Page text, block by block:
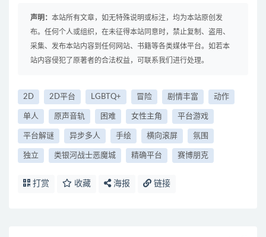
声明： 本站所有文章，如无特殊说明或标注，均为本站原创发
布。任何个人或组织，在未征得本站同意时，禁止复制、盗用、
采集、发布本站内容到任何网站、书籍等各类媒体平台。如若本
站内容侵犯了原著者的合法权益，可联系我们进行处理。
2D 2D平台 LGBTQ+ 冒险 剧情丰富 动作
单人 原声音轨 困难 女性主角 平台游戏
平台解谜 异步多人 手绘 横向滚屏 氛围
独立 类银河战士恶魔城 精确平台 赛博朋克
打赏 收藏 海报 链接